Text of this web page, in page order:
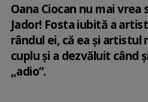
Oana Ciocan nu mai vrea
Jador! Fosta iubită a
rândul ei, că ea și artistul
cuplu și a dezvăluit când
„adio”.